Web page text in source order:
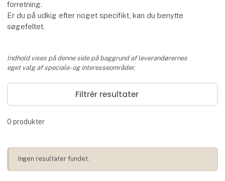
forretning.
Er du på udkig efter noget specifikt, kan du benytte
søgefeltet.
Indhold vises på denne side på baggrund af leverandørernes
eget valg af speciale- og interesseområder.
Filtrér resultater
0 produkter
Ingen resultater fundet.